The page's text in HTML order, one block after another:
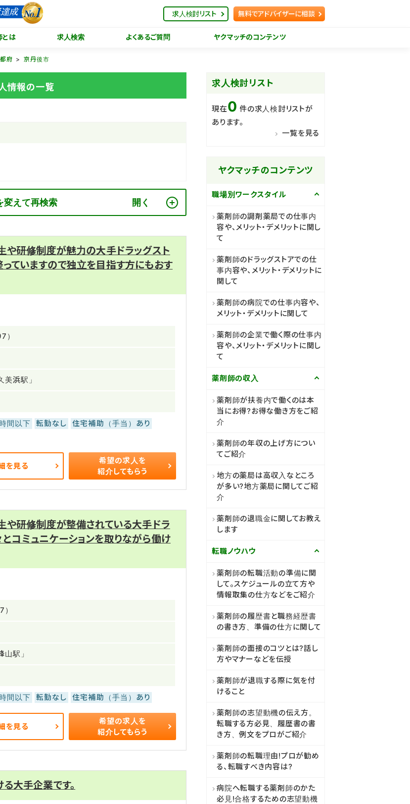
とは 求人検索 よくあるご質問 ヤクマッチのコンテンツ
求人検討リスト 無料でアドバイザーに相談
府 京丹後市
情報の一覧
変えて再検索
や研修制度が魅力の大手ドラッグスト
ていますので独立を目指す方にもおす
）
浜駅」
間以下 転勤なし
住宅補助（手当）あり
を見る
希望の求人を
紹介してもらう
や研修制度が整備されている大手ドラ
コミュニケーションを取りながら働け
駅」
間以下 転勤なし 住宅補助（手当）あり
を見る
希望の求人を
紹介してもらう
大手企業です。
求人検討リスト
現在0 件の求人検討リストが
あります。
一覧を見る
ヤクマッチのコンテンツ
職場別ワークスタイル
薬剤師の調剤薬局での仕事内
容や、メリット・デメリットに関し
て
薬剤師のドラッグストアでの仕
事内容や、メリット・デメリットに
関して
薬剤師の病院での仕事内容や、
メリット・デメリットに関して
薬剤師の企業で働く際の仕事内
容や、メリット・デメリットに関し
て
薬剤師の収入
薬剤師が扶養内で働くのは本
当にお得?お得な働き方をご紹
介
薬剤師の年収の上げ方につい
てご紹介
地方の薬局は高収入なところ
が多い?地方薬局に関してご紹
介
薬剤師の退職金に関してお教え
します
転職ノウハウ
薬剤師の転職活動の準備に関
して。スケジュールの立て方や
情報取集の仕方などをご紹介
薬剤師の履歴書と職務経歴書
の書き方、準備の仕方に関して
薬剤師の面接のコツとは?話し
方やマナーなどを伝授
薬剤師が退職する際に気を付
けること
薬剤師の志望動機の伝え方。
転職する方必見、履歴書の書
き方、例文をプロがご紹介
薬剤師の転職理由!プロが勧め
る、転職すべき内容は?
病院へ転職する薬剤師のかた
必見!合格するための志望動機